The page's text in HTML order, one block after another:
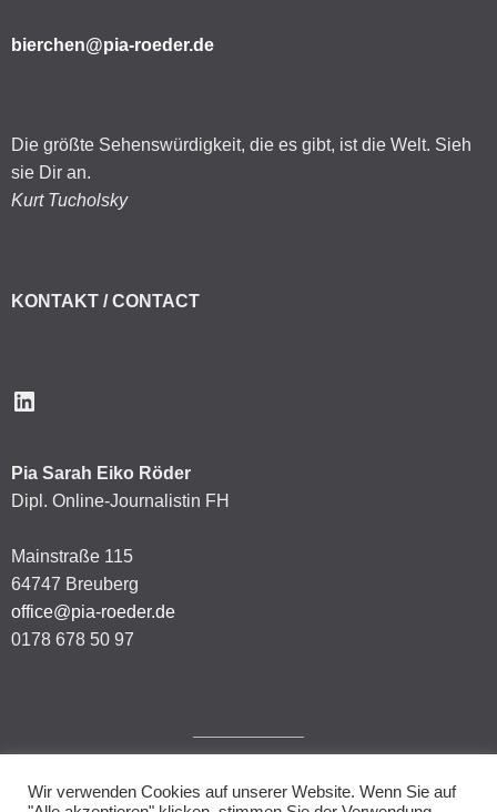
bierchen@pia-roeder.de
Die größte Sehenswürdigkeit, die es gibt, ist die Welt. Sieh
sie Dir an.
Kurt Tucholsky
KONTAKT / CONTACT
LinkedIn
Pia Sarah Eiko Röder
Dipl. Online-Journalistin FH
Mainstraße 115
64747 Breuberg
office@pia-roeder.de
0178 678 50 97
Impressum
Wir verwenden Cookies auf unserer Website. Wenn Sie auf